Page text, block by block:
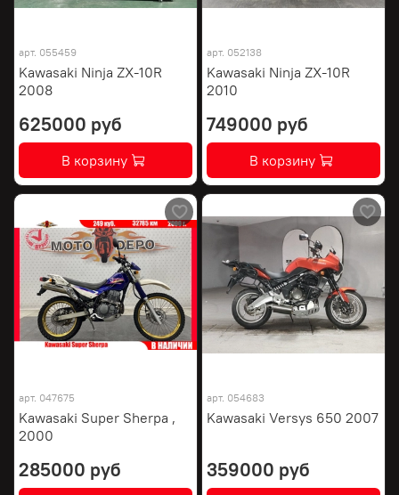
арт. 055459
Kawasaki Ninja ZX-10R
2008
625000 руб
В корзину
арт. 052138
Kawasaki Ninja ZX-10R
2010
749000 руб
В корзину
арт. 047675
Kawasaki Super Sherpa ,
2000
285000 руб
арт. 054683
Kawasaki Versys 650 2007
359000 руб